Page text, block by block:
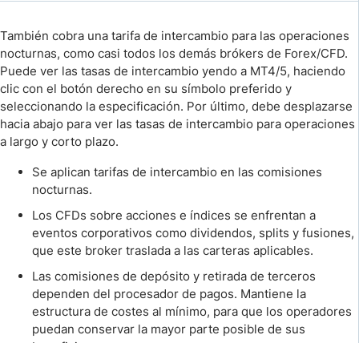
También cobra una tarifa de intercambio para las operaciones
nocturnas, como casi todos los demás brókers de Forex/CFD.
Puede ver las tasas de intercambio yendo a MT4/5, haciendo
clic con el botón derecho en su símbolo preferido y
seleccionando la especificación. Por último, debe desplazarse
hacia abajo para ver las tasas de intercambio para operaciones
a largo y corto plazo.
Se aplican tarifas de intercambio en las comisiones
nocturnas.
Los CFDs sobre acciones e índices se enfrentan a
eventos corporativos como dividendos, splits y fusiones,
que este broker traslada a las carteras aplicables.
Las comisiones de depósito y retirada de terceros
dependen del procesador de pagos. Mantiene la
estructura de costes al mínimo, para que los operadores
puedan conservar la mayor parte posible de sus